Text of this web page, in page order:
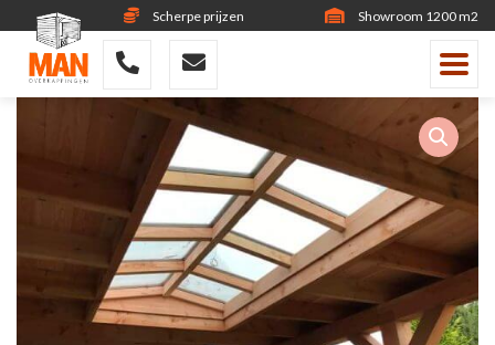
Scherpe prijzen Showroom 1200 m2